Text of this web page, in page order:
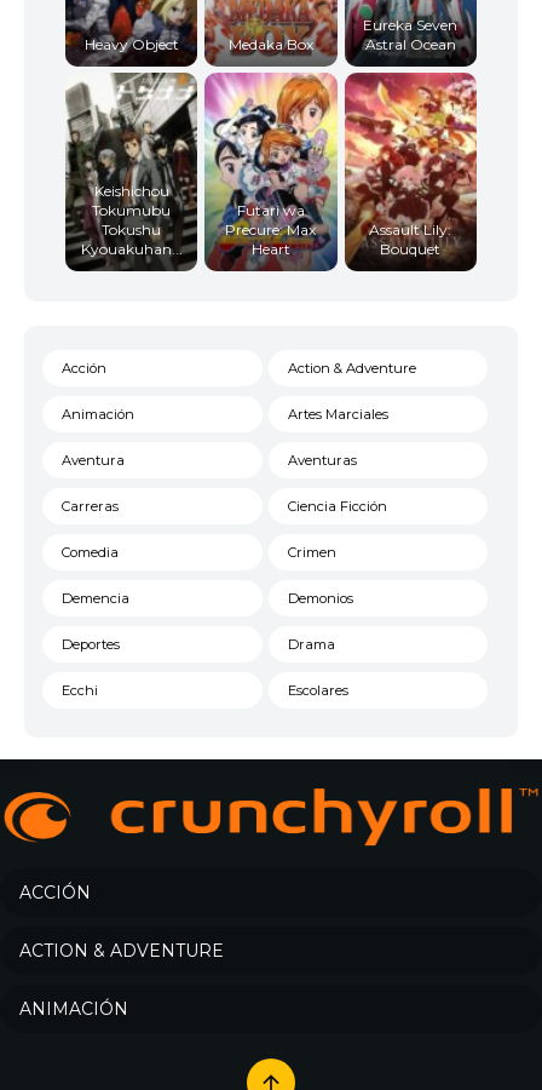
Heavy Object Medaka Box
Eureka Seven
Astral Ocean
Keishichou
Tokumubu
Tokushu
Kyouakuhan...
Futari wa
Precure: Max
Heart
Assault Lily:
Bouquet
Acción Action & Adventure
Animación Artes Marciales
Aventura Aventuras
Carreras Ciencia Ficción
Comedia Crimen
Demencia Demonios
Deportes Drama
Ecchi Escolares
Historico Infantil
Misterio
ACCIÓN
ACTION & ADVENTURE
ANIMACIÓN